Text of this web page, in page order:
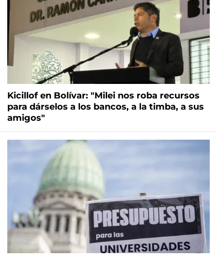
Kicillof en Bolívar: "Milei nos roba recursos
para dárselos a los bancos, a la timba, a sus
amigos"